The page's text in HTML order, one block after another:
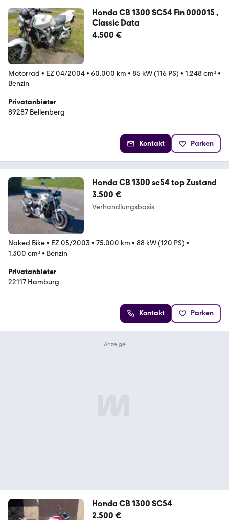
Honda CB 1300 SC54 Fin 000015 ,
Classic Data
4.500 €
Motorrad • EZ 04/2004• 60.000 km • 85 kW (116 PS) • 1.248 cm³•
Benzin
Privatanbieter
89287 Bellenberg
Kontakt Parken
Honda CB 1300 sc54 top Zustand
3.500 €
Verhandlungsbasis
Naked Bike• EZ 05/2003 • 75.000 km • 88 kW (120 PS) •
1.300 cm³• Benzin
Privatanbieter
22117 Hamburg
Kontakt Parken
Honda CB 1300 SC54
2.500 €